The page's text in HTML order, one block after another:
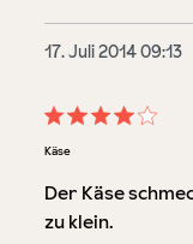
17. Juli 2014 09:13
Bewertung mit 4
Käse
Der Käse
zu klein.